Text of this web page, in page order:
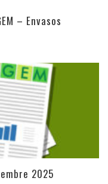
– Envasos
2025